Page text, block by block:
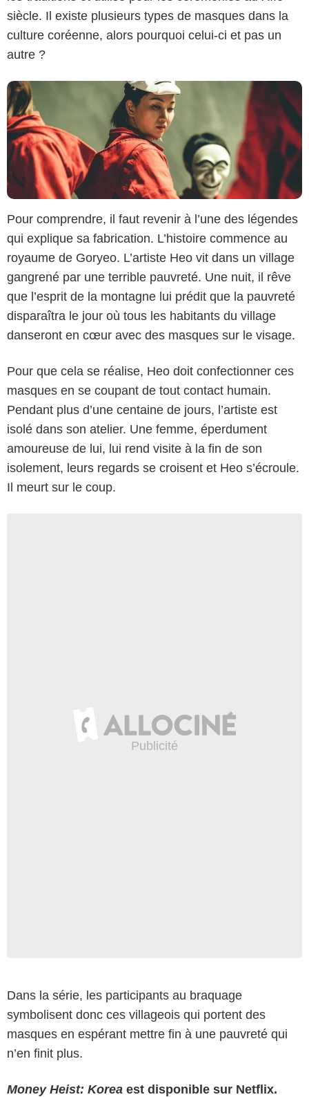
siècle. Il existe plusieurs types de masques dans la
culture coréenne, alors pourquoi celui-ci et pas un
autre ?
Pour comprendre, il faut revenir à l’une des légendes
qui explique sa fabrication. L’histoire commence au
royaume de Goryeo. L’artiste Heo vit dans un village
gangrené par une terrible pauvreté. Une nuit, il rêve
que l’esprit de la montagne lui prédit que la pauvreté
disparaîtra le jour où tous les habitants du village
danseront en cœur avec des masques sur le visage.
Pour que cela se réalise, Heo doit confectionner ces
masques en se coupant de tout contact humain.
Pendant plus d’une centaine de jours, l’artiste est
isolé dans son atelier. Une femme, éperdument
amoureuse de lui, lui rend visite à la fin de son
isolement, leurs regards se croisent et Heo s’écroule.
Il meurt sur le coup.
Dans la série, les participants au braquage
symbolisent donc ces villageois qui portent des
masques en espérant mettre fin à une pauvreté qui
n’en finit plus.
Money Heist: Korea est disponible sur Netflix.